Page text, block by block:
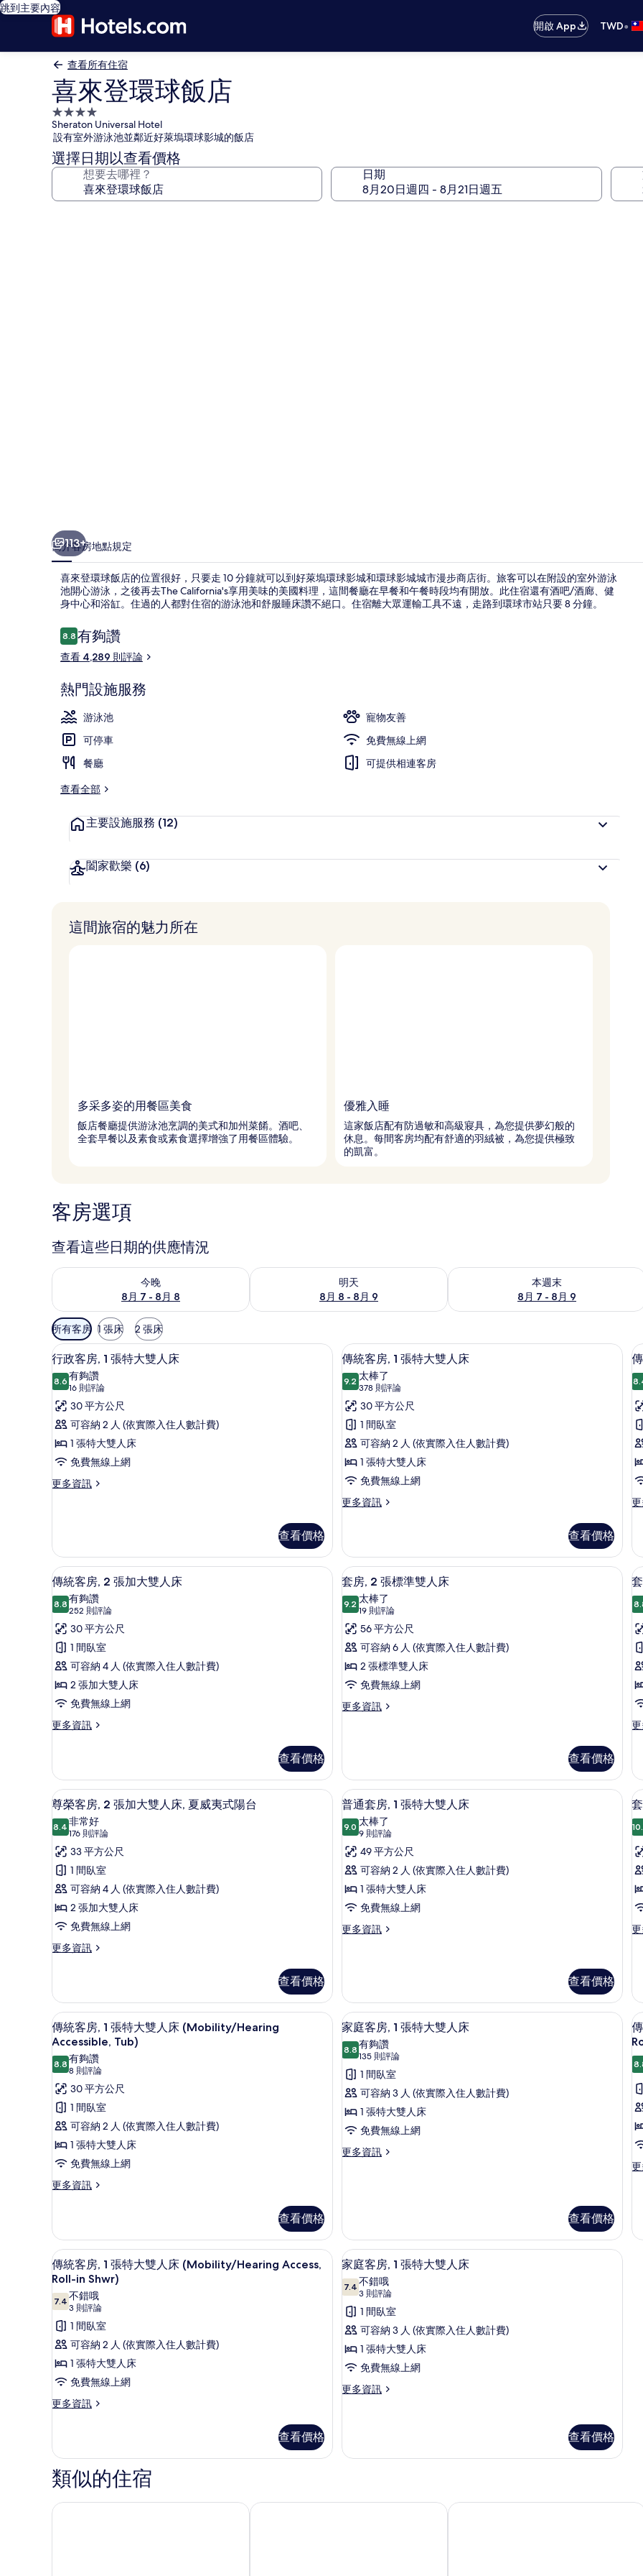
跳到主要內容
開啟 App
TWD•
查看所有住宿
喜來登環球飯店
4.0
星
級
住
宿
Sheraton Universal Hotel
設有室外游泳池並鄰近好萊塢環球影城的飯店
選擇日期以查看價格
想要去哪裡？ 日期
113+
簡介客房地點規定
喜來登環球飯店的位置很好，只要走 10 分鐘就可以到好萊塢環球影城和環球影城城市漫步商店街。旅客可以在附設的室外游泳
池開心游泳，之後再去The California's享用美味的美國料理，這間餐廳在早餐和午餐時段均有開放。此住宿還有酒吧/酒廊、健
身中心和浴缸。住過的人都對住宿的游泳池和舒服睡床讚不絕口。住宿離大眾運輸工具不遠，走路到環球市站只要 8 分鐘。
評
論
8.88.8 分，滿分 10 分，
有夠讚
查看 4,289 則評論
熱門設施服務
游泳池
寵物友善
可停車
免費無線上網
餐廳
可提供相連客房
查看全部
主要設施服務 (12)
闔家歡樂 (6)
這間旅宿的魅力所在
多采多姿的用餐區美食
飯店餐廳提供游泳池烹調的美式和加州菜餚。酒吧、
全套早餐以及素食或素食選擇增強了用餐區體驗。
優雅入睡
這家飯店配有防過敏和高級寢具，為您提供夢幻般的
休息。每間客房均配有舒適的羽絨被，為您提供極致
的凱富。
客房選項
查看這些日期的供應情況
今晚
8月 7 - 8月 8
查看今晚 (8月 7 - 8月 8) 的供應情況
明天
8月 8 - 8月 9
查看明天 (8月 8 - 8月 9) 的供應情況
本週末
8月 7 - 8月 9
查看本週末 (8月 7 - 8月 9) 的供應情況
可
用
的
客
房
篩
選
件
所有客房 1 張床 2 張床
顯
示
行
政
客
房,
1
張
人
床
的
所
有
相
片
高級寢具、羽絨被、客房內保險箱、書桌
7
行政客房, 1 張特大雙人床
8.68.6 分，滿分 10 分
有夠讚
16 則評論
(16
則
評
論)
30 平方公尺
可容納 2 人 (依實際入住人數計費)
1 張特大雙人床
免費無線上網
更多資訊
更
房,
張
特
大
雙
人
床
的
詳
查看價格
顯
示
傳
統
客
房,
1
張
特
人
床
的
所
有
相
片
高級寢具、羽絨被、客房內保險箱、書桌
8
傳統客房, 1 張特大雙人床
9.29.2 分，滿分 10 分
太棒了
378 則評論
(378
則
評
論)
30 平方公尺
1 間臥室
可容納 2 人 (依實際入住人數計費)
1 張特大雙人床
免費無線上網
更多資訊
更
客
房,
1
特
雙
人
的
詳
查看價格
2
床
更
客
房,
2
標
雙
人
床
的
詳
顯
示
傳
統
客
房,
2
張
加
人
床
的
所
有
相
片
高級寢具、羽絨被、客房內保險箱、書桌
7
傳統客房, 2 張加大雙人床
8.88.8 分，滿分 10 分
有夠讚
252 則評論
(252
則
評
論)
30 平方公尺
1 間臥室
可容納 4 人 (依實際入住人數計費)
2 張加大雙人床
免費無線上網
更多資訊
更
客
房,
2
張
加
雙
人
床
的
詳
查看價格
顯
示
套
房,
2
張
標
準
的
所
有
相
片
高級寢具、羽絨被、客房內保險箱、書桌
10
套房, 2 張標準雙人床
9.29.2 分，滿分 10 分
太棒了
19 則評論
(19
則
評
論)
56 平方公尺
可容納 6 人 (依實際入住人數計費)
2 張標準雙人床
免費無線上網
更多資訊
更
張
標
準
雙
人
床
的
詳
情
查看價格
顯
1
更
1
張
特
雙
床
和
張
沙
床
顯
示
尊
榮
客
房,
2
張
加
人
床,
夏
威
夷
式
陽
台
的
所
有
名牌盥洗用品、吹風機、毛巾、肥皂
2
尊榮客房, 2 張加大雙人床, 夏威夷式陽台
8.48.4 分，滿分 10 分
非常好
176 則評論
(176
則
評
論)
33 平方公尺
1 間臥室
可容納 4 人 (依實際入住人數計費)
2 張加大雙人床
免費無線上網
更多資訊
更
客
房,
2
張
大
雙
人
床,
夏
威
夷
陽
台
的
查看價格
顯
示
普
通
套
房,
1
張
人
床
的
所
有
相
片
普通套房, 1 張特大雙人床 | 高級寢具
9
普通套房, 1 張特大雙人床
9.09.0 分，滿分 10 分
太棒了
9 則評論
(9
則
評
論)
49 平方公尺
可容納 2 人 (依實際入住人數計費)
1 張特大雙人床
免費無線上網
更多資訊
更
房,
張
特
大
雙
人
床
的
詳
查看價格
顯
1
1
更
張
特
大
雙
人
床
和
張
沙
發
的
詳
情
顯
示
傳
統
客
房,
1
張
特
大
床
(Mobility/Hearing
Accessible,
Tub)
的
所
有
相
片
高級寢具、羽絨被、客房內保險箱、書桌
6
傳統客房, 1 張特大雙人床 (Mobility/Hearing
Accessible, Tub)
8.88.8 分，滿分 10 分
有夠讚
8 則評論
(8
則
評
論)
30 平方公尺
1 間臥室
可容納 2 人 (依實際入住人數計費)
1 張特大雙人床
免費無線上網
更多資訊
更
客
房,
1
張
大
雙
人
床
(Mobility/Hearing
Accessible,
Tub)
詳
查看價格
顯
示
家
庭
客
房,
1
張
床
的
所
有
相
片
高級寢具、羽絨被、客房內保險箱、書桌
7
家庭客房, 1 張特大雙人床
8.88.8 分，滿分 10 分
有夠讚
135 則評論
(135
則
評
論)
1 間臥室
可容納 3 人 (依實際入住人數計費)
1 張特大雙人床
免費無線上網
更多資訊
更
1
張
特
大
雙
人
床
的
詳
情
查看價格
2
更
房,
顯
示
傳
統
客
房,
1
張
特
人
床
Access,
高級寢具、羽絨被、客房內保險箱、書桌
8
傳統客房, 1 張特大雙人床 (Mobility/Hearing Access,
Roll-in Shwr)
7.47.4 分，滿分 10 分
不錯哦
3 則評論
(3
則
評
論)
1 間臥室
可容納 2 人 (依實際入住人數計費)
1 張特大雙人床
免費無線上網
更多資訊
更
客
房,
1
張
特
查看價格
顯
示
家
庭
客
房,
1
張
人
的
高級寢具、羽絨被、客房內保險箱、書桌
5
家庭客房, 1 張特大雙人床
7.47.4 分，滿分 10 分
不錯哦
3 則評論
(3
則
評
論)
1 間臥室
可容納 3 人 (依實際入住人數計費)
1 張特大雙人床
免費無線上網
更多資訊
更
房,
大
查看價格
類似的住宿
洛杉磯/環球影城希爾頓飯店 洛伊斯好萊塢飯店 洛杉磯格倫代爾大使館套房飯店